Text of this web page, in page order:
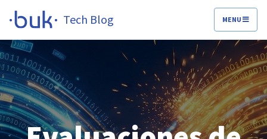
Tech Blog MENU